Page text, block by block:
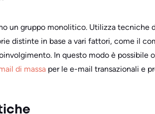
un gruppo monolitico. Utilizza tecniche
distinte in base a vari fattori, come il
In questo modo è possibile
di massa per le e-mail transazionali e